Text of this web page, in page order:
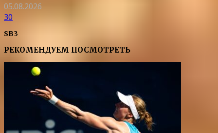
05.08.2026
30
SB3
РЕКОМЕНДУЕМ ПОСМОТРЕТЬ